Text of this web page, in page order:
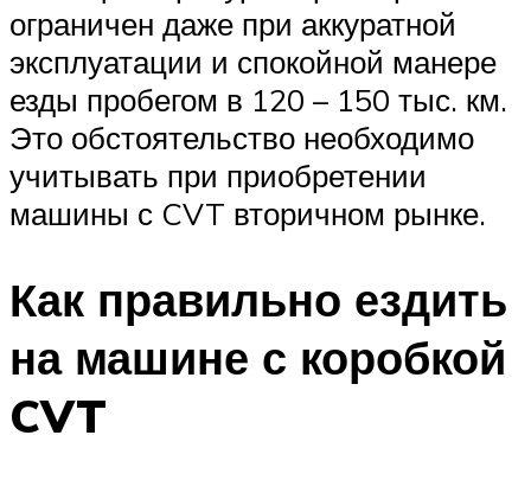
ограничен даже при аккуратной
эксплуатации и спокойной манере
езды пробегом в 120 – 150 тыс. км.
Это обстоятельство необходимо
учитывать при приобретении
машины с CVT вторичном рынке.
Как правильно ездить
на машине с коробкой
CVT